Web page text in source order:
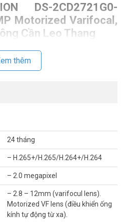
DS-2CD2721G0-
Motorized Varifocal,
Cần Leo Thang
vì kiểu dáng gọn và khó bị xoay
DS-2CD2721G0-IZHUN bổ sung
2.8-12mm điều khiển từ xa. Kỹ
hoặc hẹp từ phần mềm hay đầu ghi
Đây là lợi thế thực tế khi lắp tại vị trí
thêm
24 tháng
– H.265+/H.265/H.264+/H.264
– 2.0 megapixel
– 2.8 – 12mm (varifocul lens).
Motorized VF lens (điều khiển ống
kính tự động từ xa).